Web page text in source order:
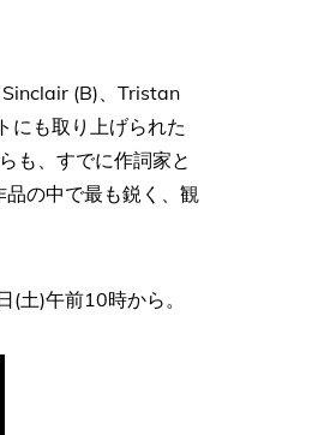
(B)、Tristan
にも取り上げられた
も、すでに作詞家と
の中で最も鋭く、観
土)午前10時から。